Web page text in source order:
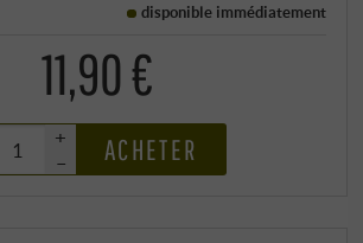
disponible immédiatement
11,90 €
+
–
ACHETER